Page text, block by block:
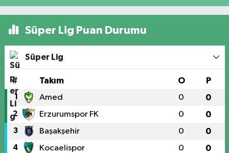
Süper Lig Puan Durumu
Süper Lig
# Takım O P
1 Amed 0 0
2 Erzurumspor FK 0 0
3 Başakşehir 0 0
4 Kocaelispor 0 0